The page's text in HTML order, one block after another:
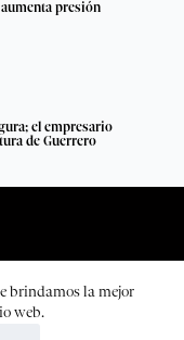
brindamos la mejor
web.
aumenta presión
el empresario
de Guerrero